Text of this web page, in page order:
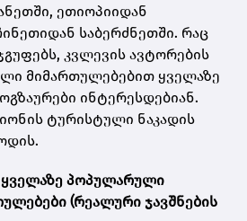
ეთიოპიიდან
საბერძნეთში. რაც
კვლევის ავტორების
მიმართულებებით ყველაზე
ინტერესდებიან.
ტურისტული ნაკადის
ყველაზე პოპულარული
(რეალური ჯავშნების